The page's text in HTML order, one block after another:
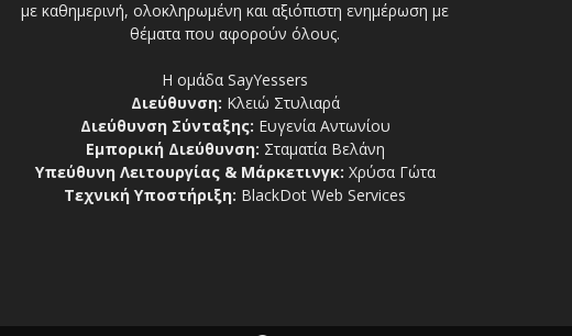
με καθημερινή, ολοκληρωμένη και αξιόπιστη ενημέρωση με
θέματα που αφορούν όλους.
Η ομάδα SayYessers
Διεύθυνση: Κλειώ Στυλιαρά
Διεύθυνση Σύνταξης: Ευγενία Αντωνίου
Εμπορική Διεύθυνση: Σταματία Βελάνη
Υπεύθυνη Λειτουργίας & Μάρκετινγκ: Χρύσα Γώτα
Τεχνική Υποστήριξη: BlackDot Web Services